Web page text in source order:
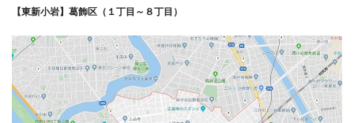
【東新小岩】葛飾区（１丁目～８丁目）